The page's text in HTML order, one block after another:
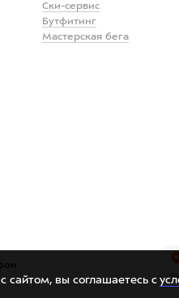
Ски-сервис
Бутфитинг
Мастерская бега
вы соглашаетесь с